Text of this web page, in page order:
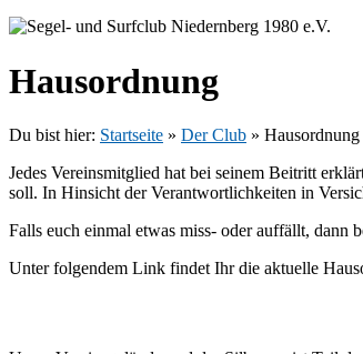
Hausordnung
Du bist hier: Startseite » Der Club » Hausordnung
Jedes Vereinsmitglied hat bei seinem Beitritt
soll. In Hinsicht der Verantwortlichkeiten in
Falls euch einmal etwas miss- oder auffällt, dann
Unter folgendem Link findet Ihr die aktuelle